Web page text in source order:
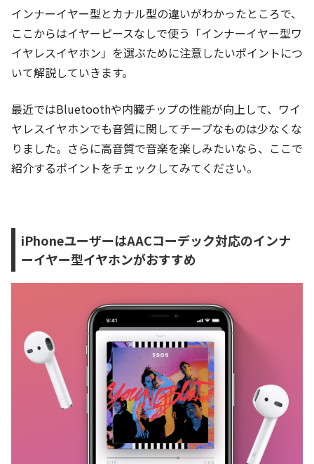
インナーイヤー型とカナル型の違いがわかったところで、
ここからはイヤーピースなしで使う「インナーイヤー型ワ
イヤレスイヤホン」を選ぶために注意したいポイントにつ
いて解説していきます。
最近ではBluetoothや内臓チップの性能が向上して、ワイ
ヤレスイヤホンでも音質に関してチープなものは少なくな
りました。さらに高音質で音楽を楽しみたいなら、ここで
紹介するポイントをチェックしてみてください。
iPhoneユーザーはAACコーデック対応のインナ
ーイヤー型イヤホンがおすすめ